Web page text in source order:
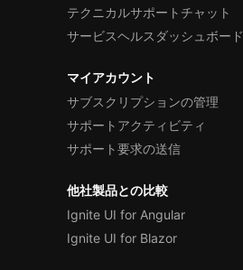
テクニカルサポートチャット
サービスヘルスダッシュボード
マイアカウント
サブスクリプションの管理
サポートアクティビティ
サポート要求の送信
他社製品との比較
Ignite UI for Angular
Ignite UI for Blazor